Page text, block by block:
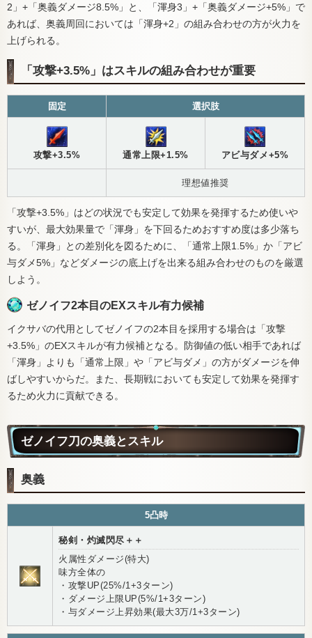
2」+「奥義ダメージ8.5%」と、「渾身3」+「奥義ダメージ+5%」で
あれば、奥義周回においては「渾身+2」の組み合わせの方が火力を
上げられる。
「攻撃+3.5%」はスキルの組み合わせが重要
固定 選択肢
攻撃+3.5% 通常上限+1.5% アビ与ダメ+5%
理想値推奨
「攻撃+3.5%」はどの状況でも安定して効果を発揮するため使いや
すいが、最大効果量で「渾身」を下回るためおすすめ度は多少落ち
る。「渾身」との差別化を図るために、「通常上限1.5%」か「アビ
与ダメ5%」などダメージの底上げを出来る組み合わせのものを厳選
しよう。
ゼノイフ2本目のEXスキル有力候補
イクサバの代用としてゼノイフの2本目を採用する場合は「攻撃
+3.5%」のEXスキルが有力候補となる。防御値の低い相手であれば
「渾身」よりも「通常上限」や「アビ与ダメ」の方がダメージを伸
ばしやすいからだ。また、長期戦においても安定して効果を発揮す
るため火力に貢献できる。
ゼノイフ刀の奥義とスキル
奥義
5凸時
秘剣・灼滅閃尽＋＋
火属性ダメージ(特大)
味方全体の
・攻撃UP(25%/1+3ターン)
・ダメージ上限UP(5%/1+3ターン)
・与ダメージ上昇効果(最大3万/1+3ターン)